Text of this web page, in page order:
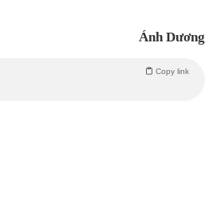
Ánh Dương
Copy link